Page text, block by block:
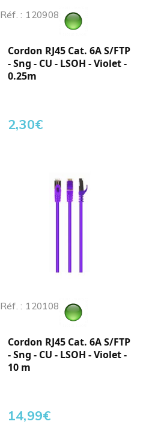
Réf. : 120908
Cordon RJ45 Cat. 6A S/FTP
- Sng - CU - LSOH - Violet -
0.25m
2,30€
Réf. : 120108
Cordon RJ45 Cat. 6A S/FTP
- Sng - CU - LSOH - Violet -
10 m
14,99€